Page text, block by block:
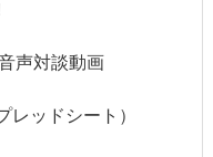
声対談動画
レッドシート）